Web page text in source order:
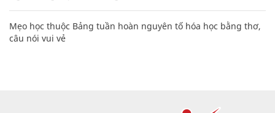
Mẹo học thuộc Bảng tuần hoàn nguyên tố hóa học bằng thơ,
câu nói vui vẻ